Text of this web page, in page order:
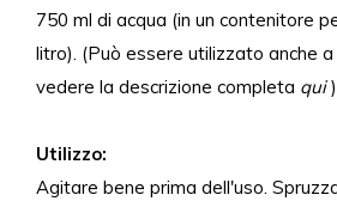
750 ml di acqua (in un contenitore
litro). (Può essere utilizzato anche
vedere la descrizione completa qui)
Utilizzo:
Agitare bene prima dell'uso.